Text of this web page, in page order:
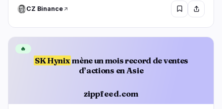
CZ Binance
SK Hynix mène un mois record de ventes
d’actions en Asie
zippfeed.com
🔥